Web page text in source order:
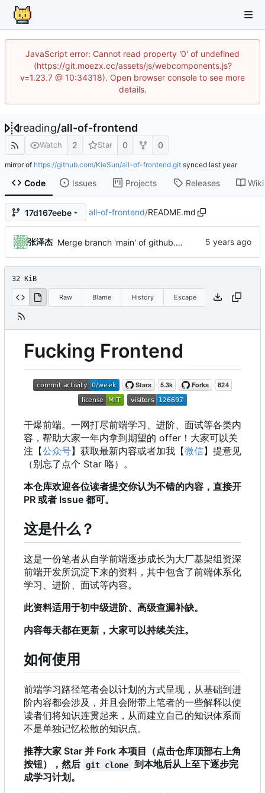
JavaScript error: Cannot read property '0' of undefined
(https://git.moezx.cc/assets/js/webcomponents.js?
v=1.23.7 @ 10:34318). Open browser console to see more
details.
reading/all-of-frontend
Watch 2 Star 0 0
mirror of https://github.com/KieSun/all-of-frontend.git synced
Code Issues Projects Releases Wiki
17d167eebe all-of-frontend/README.md
张泽杰 Merge branch 'main' of github.com:Brave-Jason/fucking-frontend into main
32 KiB
Raw Blame History Escape
Fucking Frontend
干爆前端。一网打尽前端学习、进阶、面试等各类内
容，帮助大家一年内拿到期望的 offer ！ 大家可以关
注【公众号】获取最新内容或者加我【微信】提意见
（别忘了点个 Star 咯）。
本仓库欢迎各位读者提交你认为不错的内容，直接开
PR 或者 Issue 都可。
这是什么？
这是一份笔者从自学前端逐步成长为大厂基架组资深
前端开发所沉淀下来的资料，其中包含了前端体系化
学习、进阶、面试等内容。
此资料适用于初中级进阶、高级查漏补缺。
内容每天都在更新，大家可以持续关注。
如何使用
前端学习路径笔者会以计划的方式呈现，从基础到进
阶内容都会涉及，并且会附带上笔者的一些解释以便
读者们将知识连贯起来，从而建立自己的知识体系而
不是单独记忆松散的知识点。
推荐大家 Star 并 Fork 本项目（点击仓库顶部右上角
按钮），然后 git clone
到本地后从上至下逐步完
成学习计划。